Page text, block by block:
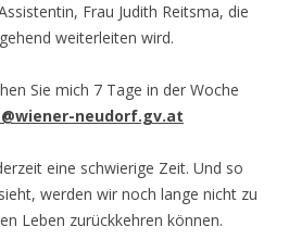
Frau Judith Reitsma, die
weiterleiten wird.
Sie mich 7 Tage in der Woche
neudorf.gv.at
eine schwierige Zeit. Und so
werden wir noch lange nicht zu
Leben zurückkehren können.